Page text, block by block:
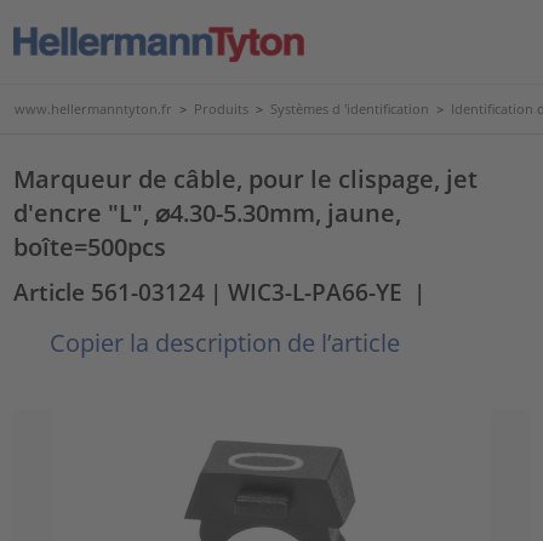
www.hellermanntyton.fr > Produits > Systèmes d 'identification > Identification
Marqueur de câble, pour le clispage, jet
d'encre "L", ⌀4.30-5.30mm, jaune,
boîte=500pcs
Article 561-03124 | WIC3-L-PA66-YE |
Copier la description de l’article